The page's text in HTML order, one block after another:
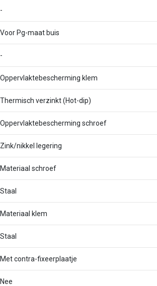
-
Voor Pg-maat buis
-
Oppervlaktebescherming klem
Thermisch verzinkt (Hot-dip)
Oppervlaktebescherming schroef
Zink/nikkel legering
Materiaal schroef
Staal
Materiaal klem
Staal
Met contra-fixeerplaatje
Nee